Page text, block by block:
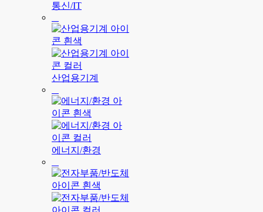
통신/IT
산업용기계
에너지/환경